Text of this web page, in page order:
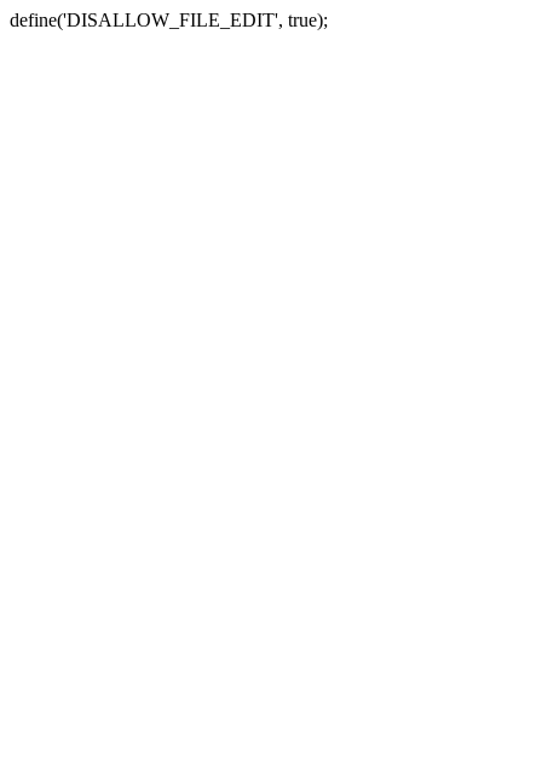
define('DISALLOW_FILE_EDIT', true);